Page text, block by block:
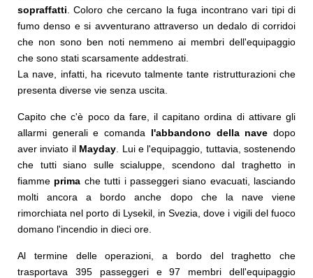
sopraffatti . Coloro che cercano la fuga incontrano vari tipi di
fumo denso e si avventurano attraverso un dedalo di corridoi
che non sono ben noti nemmeno ai membri dell'equipaggio
che sono stati scarsamente addestrati.
La nave, infatti, ha ricevuto talmente tante ristrutturazioni che
presenta diverse vie senza uscita.
Capito che c'è poco da fare, il capitano ordina di attivare gli
allarmi generali e comanda l'abbandono della nave dopo
aver inviato il Mayday . Lui e l'equipaggio, tuttavia, sostenendo
che tutti siano sulle scialuppe, scendono dal traghetto in
fiamme prima che tutti i passeggeri siano evacuati, lasciando
molti ancora a bordo anche dopo che la nave viene
rimorchiata nel porto di Lysekil, in Svezia, dove i vigili del fuoco
domano l'incendio in dieci ore.
Al termine delle operazioni, a bordo del traghetto che
trasportava 395 passeggeri e 97 membri dell'equipaggio